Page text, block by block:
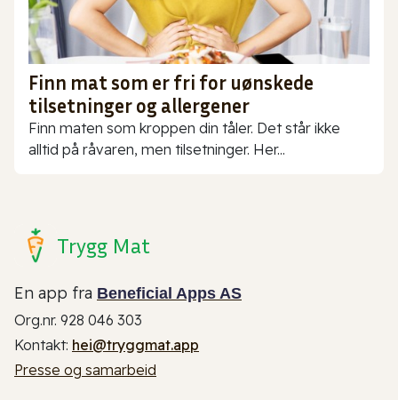
Finn mat som er fri for uønskede
tilsetninger og allergener
Finn maten som kroppen din tåler. Det står ikke
alltid på råvaren, men tilsetninger. Her...
Trygg Mat
En app fra Beneficial Apps AS
Org.nr. 928 046 303
Kontakt: hei@tryggmat.app
Presse og samarbeid